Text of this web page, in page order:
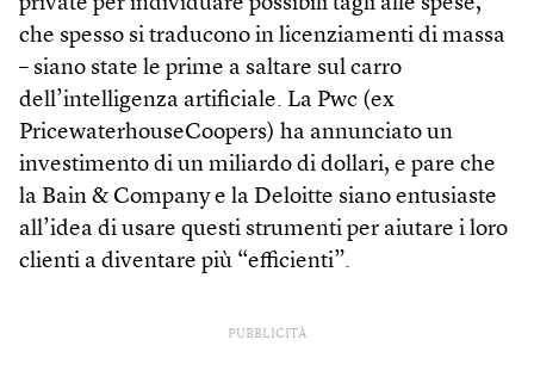
che spesso si traducono in licenziamenti di massa
– siano state le prime a saltare sul carro
dell’intelligenza artificiale. La Pwc (ex
PricewaterhouseCoopers) ha annunciato un
investimento di un miliardo di dollari, e pare che
la Bain & Company e la Deloitte siano entusiaste
all’idea di usare questi strumenti per aiutare i loro
clienti a diventare più “efficienti”.
PUBBLICITÀ